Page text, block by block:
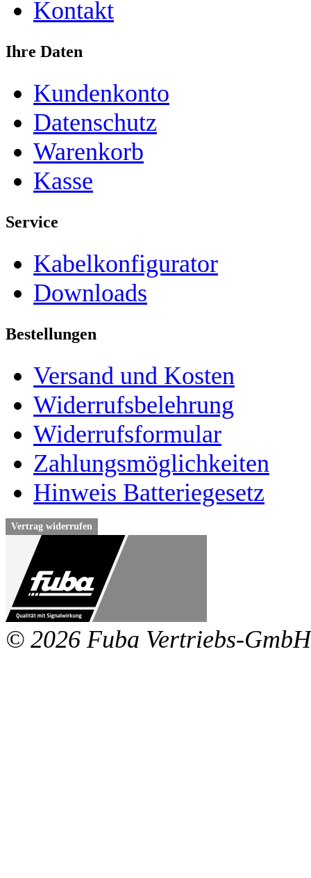
Kontakt
Ihre Daten
Kundenkonto
Datenschutz
Warenkorb
Kasse
Service
Kabelkonfigurator
Downloads
Bestellungen
Versand und Kosten
Widerrufsbelehrung
Widerrufsformular
Zahlungsmöglichkeiten
Hinweis Batteriegesetz
Vertrag widerrufen
© 2026 Fuba Vertriebs-GmbH